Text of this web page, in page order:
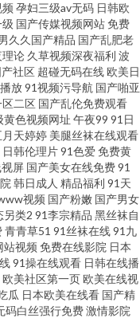
孕妇三级av无码 日韩欧
级 国产传媒视频网站免费
久久国产精品 国产乱肥老
理论 久草视频深夜福利 波
社区 超碰无码在线欧美日
放91视频污导航 国产啪亚
二区 国产乱伦免费观看
黄色视频网址 午夜99 91日
天婷婷 美腿丝袜在线观看
日韩伦理片91色爱免费黄
屏 国产美女在线免费91
韩日成人 精品福利 91天
视频 国产粉嫩 国产男女
另类2 91李宗精品 黑丝袜自
青青草51 91丝袜在线91九
站视频 免费在线影院 日本
91操在线观看 日韩在线播
欧美社区第一页欧美在线视
瓜 日本欧美在线看 国产精
码白丝强行免费激情影院